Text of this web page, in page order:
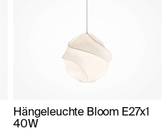
Hängeleuchte Bloom E27x1
40W